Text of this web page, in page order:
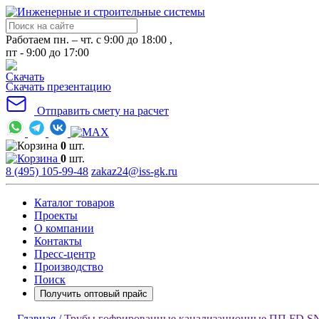
Работаем пн. – чт. с 9:00 до 18:00 ,
пт - 9:00 до 17:00
Скачать презентацию
Отправить смету на расчет
0 шт.
0 шт.
8 (495) 105-99-48 zakaz24@iss-gk.ru
Каталог товаров
Проекты
О компании
Контакты
Пресс-центр
Производство
Поиск
Получить оптовый прайс